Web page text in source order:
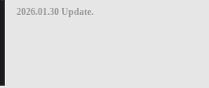
2026.01.30 Update.